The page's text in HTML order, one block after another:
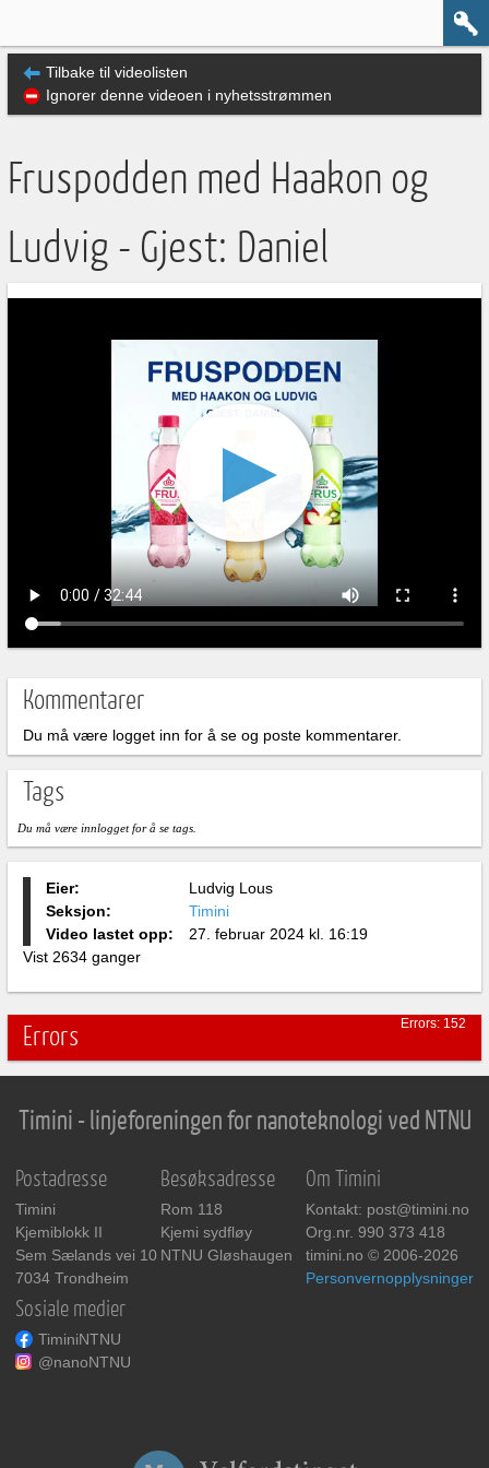
Tilbake til videolisten
Ignorer denne videoen i nyhetsstrømmen
Fruspodden med Haakon og
Ludvig - Gjest: Daniel
Kommentarer
Du må være logget inn for å se og poste kommentarer.
Tags
Du må være innlogget for å se tags.
Eier:
Ludvig Lous
Seksjon:
Timini
Video lastet opp:
27. februar 2024 kl. 16:19
Vist 2634 ganger
Errors: 152
Errors
Timini - linjeforeningen for nanoteknologi ved NTNU
Postadresse
Timini
Kjemiblokk II
Sem Sælands vei 10
7034 Trondheim
Besøksadresse
Rom 118
Kjemi sydfløy
NTNU Gløshaugen
Om Timini
Kontakt: post@timini.no
Org.nr. 990 373 418
timini.no © 2006-2026
Personvernopplysninger
Sosiale medier
TiminiNTNU
@nanoNTNU